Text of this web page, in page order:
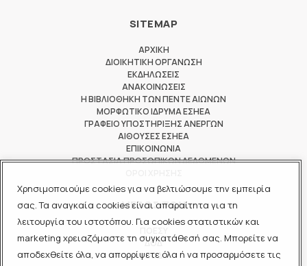
Χρησιμοποιούμε cookies για να βελτιώσουμε την εμπειρία
σας. Τα αναγκαία cookies είναι απαραίτητα για τη
λειτουργία του ιστοτόπου. Για cookies στατιστικών και
marketing χρειαζόμαστε τη συγκατάθεσή σας. Μπορείτε να
αποδεχθείτε όλα, να απορρίψετε όλα ή να προσαρμόσετε τις
SITEMAP
ΑΡΧΙΚΗ
ΔΙΟΙΚΗΤΙΚΗ ΟΡΓΑΝΩΣΗ
ΕΚΔΗΛΩΣΕΙΣ
ΑΝΑΚΟΙΝΩΣΕΙΣ
Η ΒΙΒΛΙΟΘΗΚΗ ΤΩΝ ΠΕΝΤΕ ΑΙΩΝΩΝ
ΜΟΡΦΩΤΙΚΟ ΙΔΡΥΜΑ ΕΣΗΕΑ
ΓΡΑΦΕΙΟ ΥΠΟΣΤΗΡΙΞΗΣ ΑΝΕΡΓΩΝ
ΑΙΘΟΥΣΕΣ ΕΣΗΕΑ
ΕΠΙΚΟΙΝΩΝΙΑ
ΠΡΟΣΤΑΣΙΑ ΠΡΟΣΩΠΙΚΩΝ ΔΕΔΟΜΕΝΩΝ
ΜΕΛΟΣ ΤΩΝ
ΔΟΔ
ΕΟΔ